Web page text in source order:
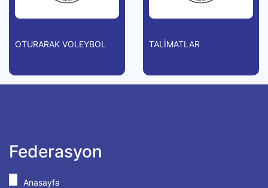
OTURARAK VOLEYBOL TALİMATLAR
Federasyon
Anasayfa